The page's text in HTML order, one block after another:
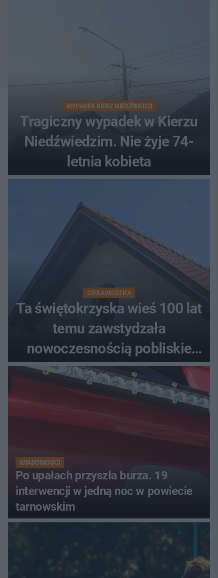
WYPADEK KIERZ NIEDŹWIEDZI
Tragiczny wypadek w Kierzu
Niedźwiedzim. Nie żyje 74-
letnia kobieta
CIEKAWOSTKA
Ta świętokrzyska wieś 100 lat
temu zawstydzała
nowoczesnością pobliskie
miasta. Prąd, telefon i
luksusowa auta
WIADOMOŚCI
Po upałach przyszła burza. 19
interwencji w jedną noc w powiecie
tarnowskim